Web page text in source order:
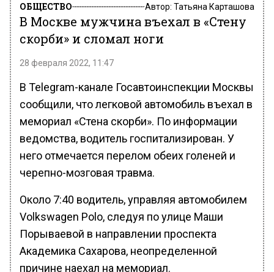
ОБЩЕСТВО Автор: Татьяна Карташова
В Москве мужчина въехал в «Стену
скорби» и сломал ноги
28 февраля 2022, 11:47
В Telegram-канале Госавтоинспекции Москвы
сообщили, что легковой автомобиль въехал в
мемориал «Стена скорби». По информации
ведомства, водитель госпитализирован. У
него отмечается перелом обеих голеней и
черепно-мозговая травма.
Около 7:40 водитель, управляя автомобилем
Volkswagen Polo, следуя по улице Маши
Порываевой в направлении проспекта
Академика Сахарова, неопределенной
причине наехал на мемориал.